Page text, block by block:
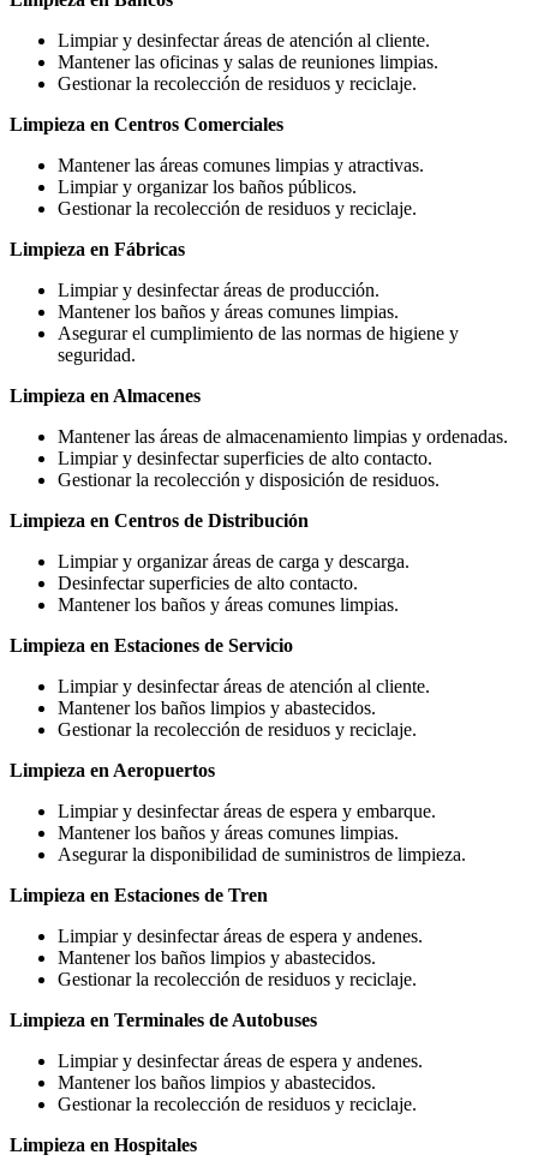
Limpiar y desinfectar áreas de atención al cliente.
Mantener las oficinas y salas de reuniones limpias.
Gestionar la recolección de residuos y reciclaje.
Limpieza en Centros Comerciales
Mantener las áreas comunes limpias y atractivas.
Limpiar y organizar los baños públicos.
Gestionar la recolección de residuos y reciclaje.
Limpieza en Fábricas
Limpiar y desinfectar áreas de producción.
Mantener los baños y áreas comunes limpias.
Asegurar el cumplimiento de las normas de higiene y
seguridad.
Limpieza en Almacenes
Mantener las áreas de almacenamiento limpias y ordenadas.
Limpiar y desinfectar superficies de alto contacto.
Gestionar la recolección y disposición de residuos.
Limpieza en Centros de Distribución
Limpiar y organizar áreas de carga y descarga.
Desinfectar superficies de alto contacto.
Mantener los baños y áreas comunes limpias.
Limpieza en Estaciones de Servicio
Limpiar y desinfectar áreas de atención al cliente.
Mantener los baños limpios y abastecidos.
Gestionar la recolección de residuos y reciclaje.
Limpieza en Aeropuertos
Limpiar y desinfectar áreas de espera y embarque.
Mantener los baños y áreas comunes limpias.
Asegurar la disponibilidad de suministros de limpieza.
Limpieza en Estaciones de Tren
Limpiar y desinfectar áreas de espera y andenes.
Mantener los baños limpios y abastecidos.
Gestionar la recolección de residuos y reciclaje.
Limpieza en Terminales de Autobuses
Limpiar y desinfectar áreas de espera y andenes.
Mantener los baños limpios y abastecidos.
Gestionar la recolección de residuos y reciclaje.
Limpieza en Hospitales